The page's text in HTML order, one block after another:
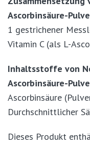
Ascorbinsäure-
1 gestrichener
Vitamin C (als L-
Inhaltsstoffe von
Ascorbinsäure-
Ascorbinsäure
Durchschnittlicher
Dieses Produkt